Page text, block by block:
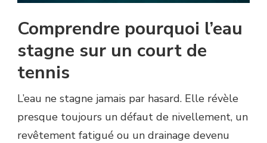
Comprendre pourquoi l’eau
stagne sur un court de
tennis
L’eau ne stagne jamais par hasard. Elle révèle
presque toujours un défaut de nivellement, un
revêtement fatigué ou un drainage devenu